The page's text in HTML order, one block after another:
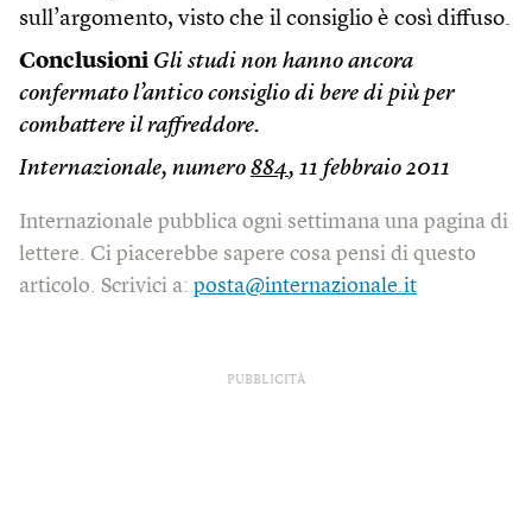
sull’argomento, visto che il consiglio è così diffuso.
Conclusioni Gli studi non hanno ancora
confermato l’antico consiglio di bere di più per
combattere il raffreddore.
Internazionale, numero 884, 11 febbraio 2011
Internazionale pubblica ogni settimana una pagina di
lettere. Ci piacerebbe sapere cosa pensi di questo
articolo. Scrivici a: posta@internazionale.it
PUBBLICITÀ